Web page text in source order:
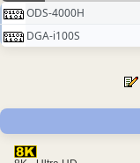
ODS-4000H
DGA-i100S